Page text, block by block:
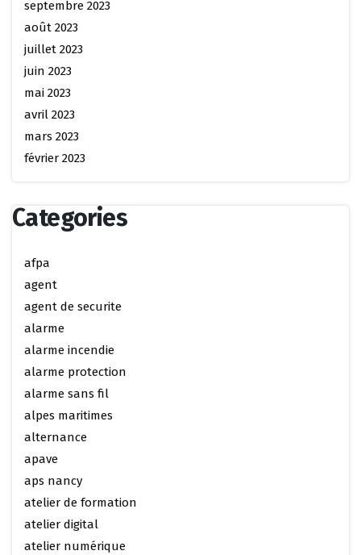
septembre 2023
août 2023
juillet 2023
juin 2023
mai 2023
avril 2023
mars 2023
février 2023
Categories
afpa
agent
agent de securite
alarme
alarme incendie
alarme protection
alarme sans fil
alpes maritimes
alternance
apave
aps nancy
atelier de formation
atelier digital
atelier numérique